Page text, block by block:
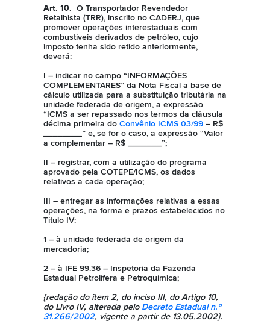
Art. 10. O Transportador Revendedor
Retalhista (TRR), inscrito no CADERJ, que
promover operações interestaduais com
combustíveis derivados de petróleo, cujo
imposto tenha sido retido anteriormente,
deverá:
I – indicar no campo “INFORMAÇÕES
COMPLEMENTARES” da Nota Fiscal a base de
cálculo utilizada para a substituição tributária na
unidade federada de origem, a expressão
“ICMS a ser repassado nos termos da cláusula
décima primeira do Convênio ICMS 03/99 – R$
________” e, se for o caso, a expressão “Valor
a complementar – R$ _______”;
II – registrar, com a utilização do programa
aprovado pela COTEPE/ICMS, os dados
relativos a cada operação;
III – entregar as informações relativas a essas
operações, na forma e prazos estabelecidos no
Título IV:
1 – à unidade federada de origem da
mercadoria;
2 – à IFE 99.36 – Inspetoria da Fazenda
Estadual Petrolífera e Petroquímica;
{redação do item 2, do inciso III, do Artigo 10,
do Livro IV, alterada pelo Decreto Estadual n.º
31.266/2002, vigente a partir de 13.05.2002}.